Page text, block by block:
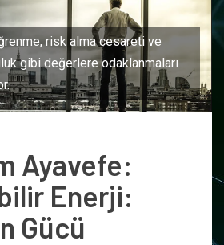
risk alma cesareti ve
gibi değerlere odaklanmaları
Ayavefe:
Enerji:
Gücü